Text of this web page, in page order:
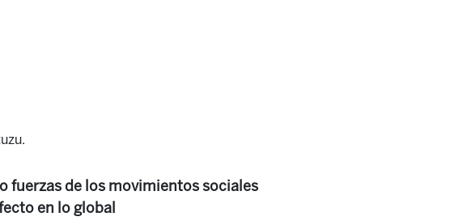
fuerzas de los movimientos sociales
en lo global